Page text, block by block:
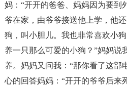
妈：“开开的爸爸、妈妈因为要到
爷在家，由爷爷接送他上学，他
狗，叫小胆儿。我也非常喜欢小
养一只那么可爱的小狗？”妈妈说
养。妈妈又问我：“那你看了这部
心的回答妈妈：“开开的爷爷后来